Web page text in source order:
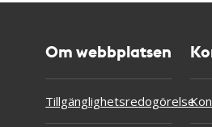
Om webbplatsen
Tillgänglighetsredogörelse